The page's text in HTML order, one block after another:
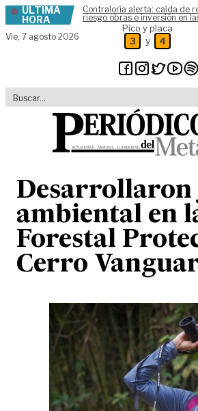
Skip to content
ÚLTIMA
HORA
Contraloría alerta: caída de
riesgo obras e inversión en
Vie, 7 agosto 2026
Pico y placa
3 y 4
ambiental en
Forestal
Cerro